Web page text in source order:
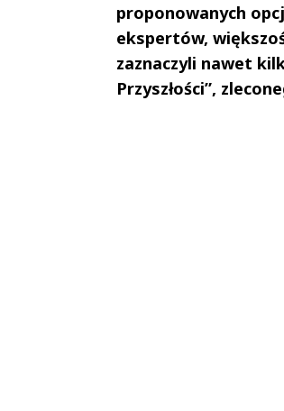
proponowanych
ekspertów,
zaznaczyli nawet
Przyszłości”,
Andrzej i Marta